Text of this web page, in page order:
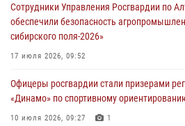
Сотрудники Управления Росгвардии по
обеспечили безопасность
сибирского поля-2026»
17 июля 2026, 09:52
Офицеры росгвардии стали призерами
«Динамо» по спортивному
10 июля 2026, 09:27 1